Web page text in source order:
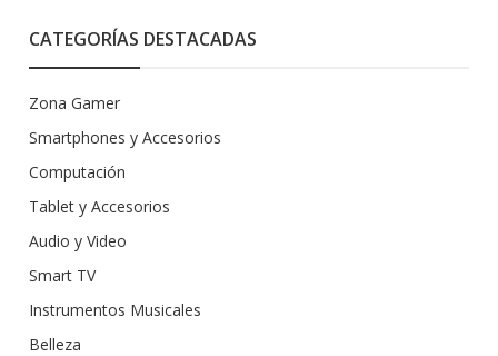
CATEGORÍAS DESTACADAS
Zona Gamer
Smartphones y Accesorios
Computación
Tablet y Accesorios
Audio y Video
Smart TV
Instrumentos Musicales
Belleza